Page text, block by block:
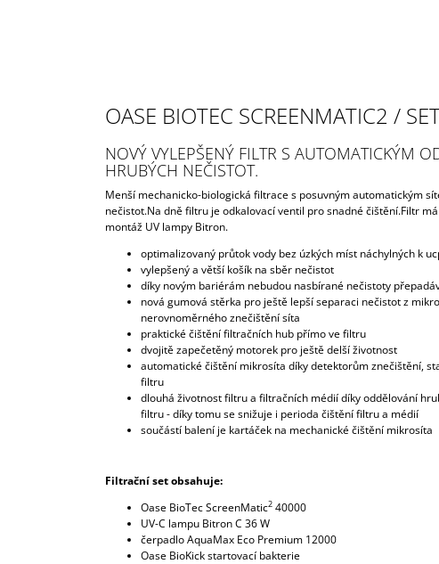
OASE BIOTEC SCREENMATIC2 /
NOVÝ VYLEPŠENÝ FILTR S AUTOMATICKÝM
HRUBÝCH NEČISTOT.
Menší mechanicko-biologická filtrace s posuvným automatickým
nečistot.Na dně filtru je odkalovací ventil pro snadné čištění.Filtr
montáž UV lampy Bitron.
optimalizovaný průtok vody bez úzkých míst náchylných k
vylepšený a větší košík na sběr nečistot
díky novým bariérám nebudou nasbírané nečistoty
nová gumová stěrka pro ještě lepší separaci nečistot z
nerovnoměrného znečištění síta
praktické čištění filtračních hub přímo ve filtru
dvojitě zapečetěný motorek pro ještě delší životnost
automatické čištění mikrosíta díky detektorům znečištění,
filtru
dlouhá životnost filtru a filtračních médií díky oddělování
filtru - díky tomu se snižuje i perioda čištění filtru a médií
součástí balení je kartáček na mechanické čištění mikrosíta
Filtrační set obsahuje:
Oase BioTec ScreenMatic240000
UV-C lampu Bitron C 36 W
čerpadlo AquaMax Eco Premium 12000
Oase BioKick startovací bakterie